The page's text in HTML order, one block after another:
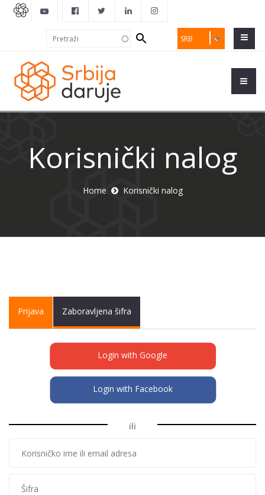
SRB
Search
form
Korisnički nalog
Home Korisnički nalog
Primary tabs
Prijava (activeZaboravljena šifra
Login with Google
Login with Facebook
ili